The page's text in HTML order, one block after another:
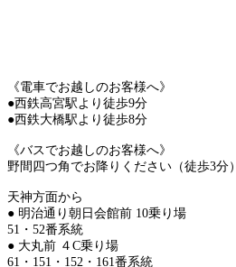
《電車でお越しのお客様へ》
●西鉄高宮駅より徒歩9分
●西鉄大橋駅より徒歩8分
《バスでお越しのお客様へ》
野間四つ角でお降りください（徒歩3分）
天神方面から
● 明治通り朝日会館前 10乗り場
51・52番系統
● 大丸前 ４C乗り場
61・151・152・161番系統